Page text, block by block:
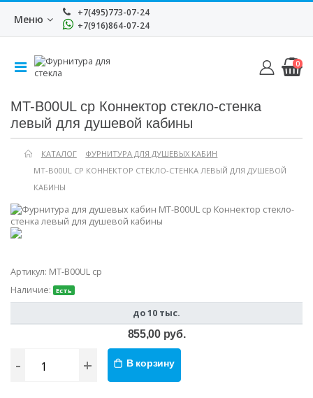
Меню
+7(495)773-07-24
+7(916)864-07-24
0
MT-B00UL cp Коннектор стекло-стенка
левый для душевой кабины
КАТАЛОГ
ФУРНИТУРА ДЛЯ ДУШЕВЫХ КАБИН
MT-B00UL CP КОННЕКТОР СТЕКЛО-СТЕНКА ЛЕВЫЙ ДЛЯ ДУШЕВОЙ
КАБИНЫ
Артикул: MT-B00UL cp
Наличие:
Есть
до 10 тыс.
855,00 руб.
- + В корзину